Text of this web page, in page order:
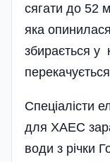
сягати до 52
яка
збирається у
Спеціалісти
для ХАЕС
води з річки